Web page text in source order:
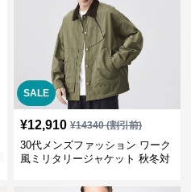
SALE
¥12,910 ¥14340(割引前)
30代メンズファッション ワーク
風ミリタリージャケット 秋冬対